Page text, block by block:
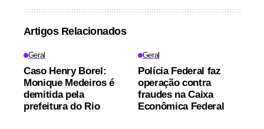
Artigos Relacionados
Geral
Caso Henry Borel:
Monique Medeiros é
demitida pela
prefeitura do Rio
Geral
Polícia Federal faz
operação contra
fraudes na Caixa
Econômica Federal